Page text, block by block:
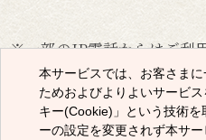
※一部のIP電話からはご利
メールでの
本サービスでは、お客さま
ためおよびよりよいサービ
キー(Cookie)」という技術
ーの設定を変更されず本サ